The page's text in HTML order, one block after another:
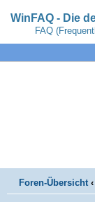
WinFAQ - Die
FAQ
Foren-Übersicht ‹